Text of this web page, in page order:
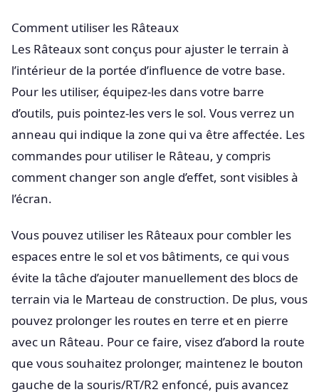
Comment utiliser les Râteaux
Les Râteaux sont conçus pour ajuster le terrain à
l’intérieur de la portée d’influence de votre base.
Pour les utiliser, équipez-les dans votre barre
d’outils, puis pointez-les vers le sol. Vous verrez un
anneau qui indique la zone qui va être affectée. Les
commandes pour utiliser le Râteau, y compris
comment changer son angle d’effet, sont visibles à
l’écran.
Vous pouvez utiliser les Râteaux pour combler les
espaces entre le sol et vos bâtiments, ce qui vous
évite la tâche d’ajouter manuellement des blocs de
terrain via le Marteau de construction. De plus, vous
pouvez prolonger les routes en terre et en pierre
avec un Râteau. Pour ce faire, visez d’abord la route
que vous souhaitez prolonger, maintenez le bouton
gauche de la souris/RT/R2 enfoncé, puis avancez